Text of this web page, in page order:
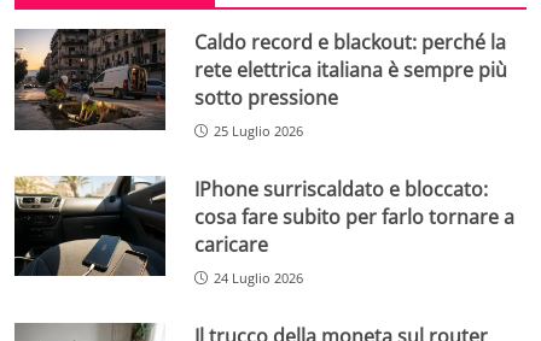
Caldo record e blackout: perché la
rete elettrica italiana è sempre più
sotto pressione
25 Luglio 2026
IPhone surriscaldato e bloccato:
cosa fare subito per farlo tornare a
caricare
24 Luglio 2026
Il trucco della moneta sul router